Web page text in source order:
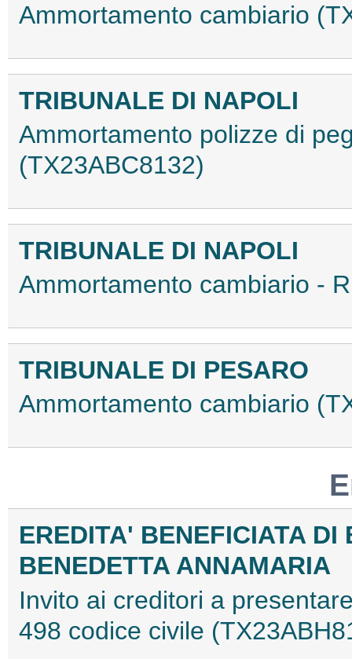
Ammortamento cambiario
TRIBUNALE DI NAPOLI
Ammortamento polizze di
(TX23ABC8132)
TRIBUNALE DI NAPOLI
Ammortamento cambiario -
TRIBUNALE DI PESARO
Ammortamento cambiario
EREDITA' BENEFICIATA
BENEDETTA ANNAMARIA
Invito ai creditori a
498 codice civile